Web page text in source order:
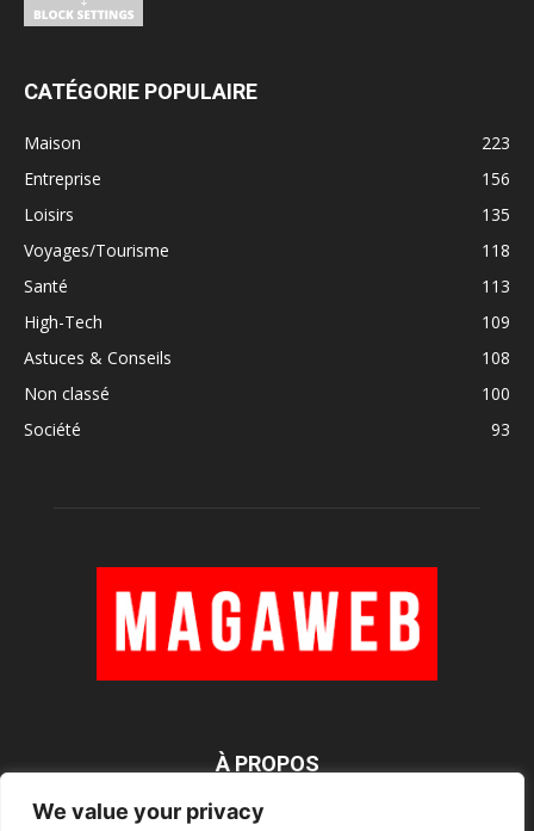
We value your privacy
CATÉGORIE POPULAIRE
Maison
223
Entreprise
156
Loisirs
135
Voyages/Tourisme
118
Santé
113
High-Tech
109
Astuces & Conseils
108
Non classé
100
Société
93
À PROPOS